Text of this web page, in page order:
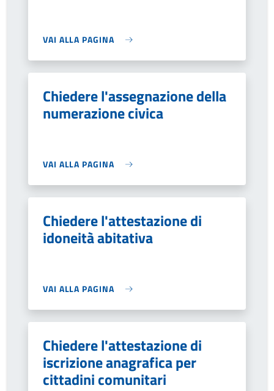
VAI ALLA PAGINA
Chiedere l'assegnazione della
numerazione civica
VAI ALLA PAGINA
Chiedere l'attestazione di
idoneità abitativa
VAI ALLA PAGINA
Chiedere l'attestazione di
iscrizione anagrafica per
cittadini comunitari